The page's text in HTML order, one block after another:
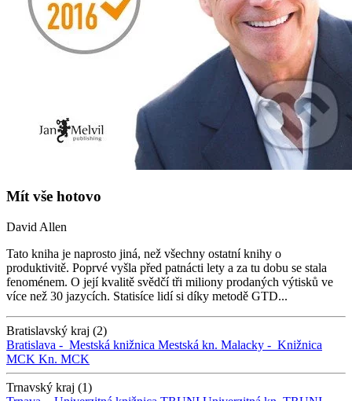
Mít vše hotovo
David Allen
Tato kniha je naprosto jiná, než všechny ostatní knihy o
produktivitě. Poprvé vyšla před patnácti lety a za tu dobu se stala
fenoménem. O její kvalitě svědčí tři miliony prodaných výtisků ve
více než 30 jazycích. Statisíce lidí si díky metodě GTD...
Bratislavský kraj (2)
Bratislava - Mestská knižnica Mestská kn. Malacky - Knižnica
MCK Kn. MCK
Trnavský kraj (1)